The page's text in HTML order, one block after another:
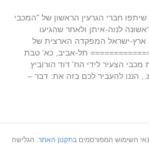
שיתפו חברי הגרעין הראשון של "המכבי
לנוה-איתן ולאחר שהגיעו
ארץ-ישראל המפקדה הארצית של
תל-אביב, כא' טבת
מפקדת מכבי הצעיר לידי הח' דוד הורוביץ
הננו להעביר לכם בזה את: דבר –
השימוש המפורסמים בתקנון האתר. הגלישה